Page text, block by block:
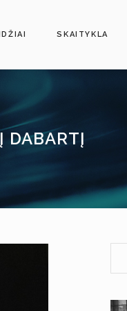
SKAITYKLA
DABARTĮ